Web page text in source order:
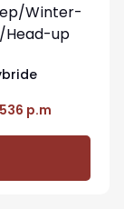
Winter-
up
p.m